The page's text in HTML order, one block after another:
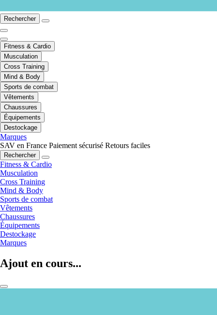
Rechercher
Fitness & Cardio
Musculation
Cross Training
Mind & Body
Sports de combat
Vêtements
Chaussures
Équipements
Destockage
Marques
SAV en France Paiement sécurisé Retours faciles
Rechercher
Fitness & Cardio
Musculation
Cross Training
Mind & Body
Sports de combat
Vêtements
Chaussures
Équipements
Destockage
Marques
Ajout en cours...